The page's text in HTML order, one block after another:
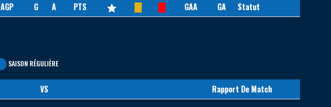
AGP G A PTS GAA GA Statut
SAISON RÉGULIÈRE
VS Rapport De Match